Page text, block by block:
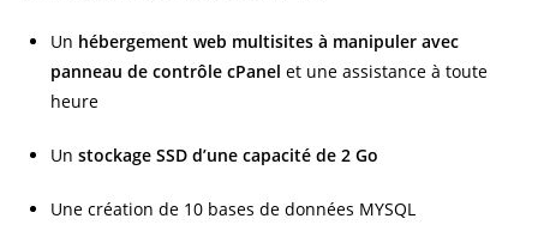
Un hébergement web multisites à manipuler avec
panneau de contrôle cPanel et une assistance à toute
heure
Un stockage SSD d’une capacité de 2 Go
Une création de 10 bases de données MYSQL